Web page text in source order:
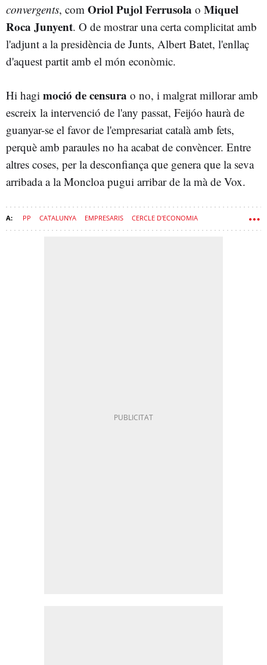
convergents, com Oriol Pujol Ferrusola o Miquel
Roca Junyent. O de mostrar una certa complicitat amb
l'adjunt a la presidència de Junts, Albert Batet, l'enllaç
d'aquest partit amb el món econòmic.
Hi hagi moció de censura o no, i malgrat millorar amb
escreix la intervenció de l'any passat, Feijóo haurà de
guanyar-se el favor de l'empresariat català amb fets,
perquè amb paraules no ha acabat de convèncer. Entre
altres coses, per la desconfiança que genera que la seva
arribada a la Moncloa pugui arribar de la mà de Vox.
PP CATALUNYA EMPRESARIS CERCLE D'ECONOMIA